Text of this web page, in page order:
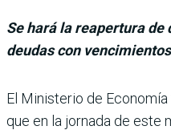
Se hará la reapertura de
deudas con
El Ministerio de
que en la jornada de este